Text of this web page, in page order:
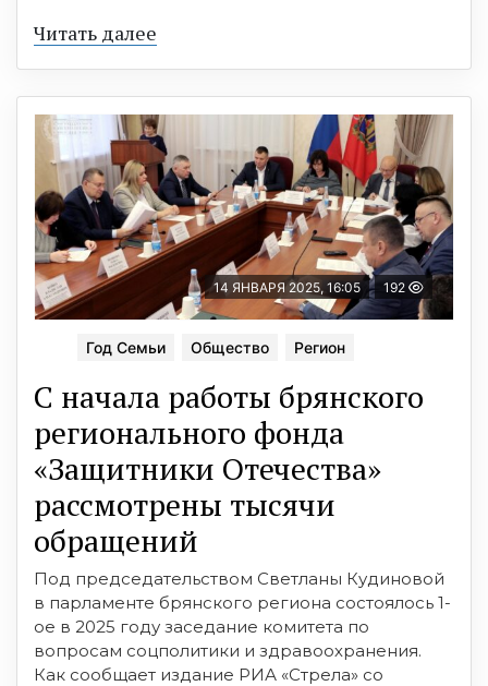
Читать далее
14 ЯНВАРЯ 2025, 16:05 192
Год Семьи Общество Регион
С начала работы брянского
регионального фонда
«Защитники Отечества»
рассмотрены тысячи
обращений
Под председательством Светланы Кудиновой
в парламенте брянского региона состоялось 1-
ое в 2025 году заседание комитета по
вопросам соцполитики и здравоохранения.
Как сообщает издание РИА «Стрела» со